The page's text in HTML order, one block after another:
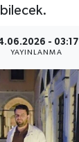
- 03:17
YAYINLANMA